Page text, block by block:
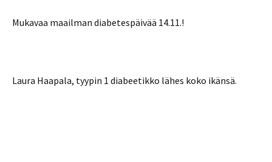
Mukavaa maailman diabetespäivää 14.11.!
Laura Haapala, tyypin 1 diabeetikko lähes koko ikänsä.